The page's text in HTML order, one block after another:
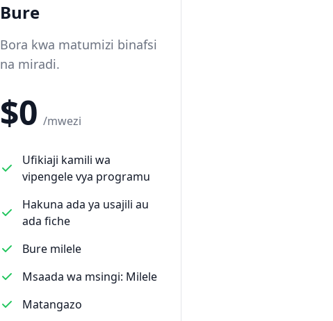
Bure
Bora kwa matumizi binafsi
na miradi.
$0 /mwezi
Ufikiaji kamili wa
vipengele vya programu
Hakuna ada ya usajili au
ada fiche
Bure milele
Msaada wa msingi: Milele
Matangazo